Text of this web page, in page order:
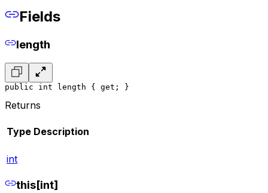
Fields
length
public int length { get; }
Returns
Type Description
int
this[int]